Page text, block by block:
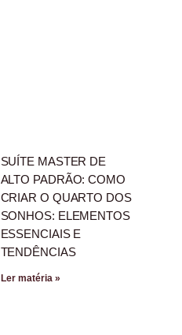
SUÍTE MASTER DE
ALTO PADRÃO: COMO
CRIAR O QUARTO DOS
SONHOS: ELEMENTOS
ESSENCIAIS E
TENDÊNCIAS
Ler matéria »